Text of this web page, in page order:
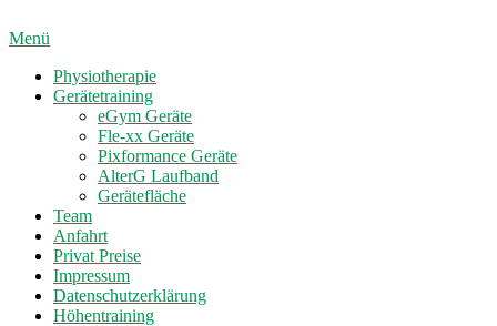
zum
Menü
Physiotherapie
Gerätetraining
eGym Geräte
Fle-xx Geräte
Pixformance Geräte
AlterG Laufband
Gerätefläche
Team
Anfahrt
Privat Preise
Impressum
Datenschutzerklärung
Höhentraining